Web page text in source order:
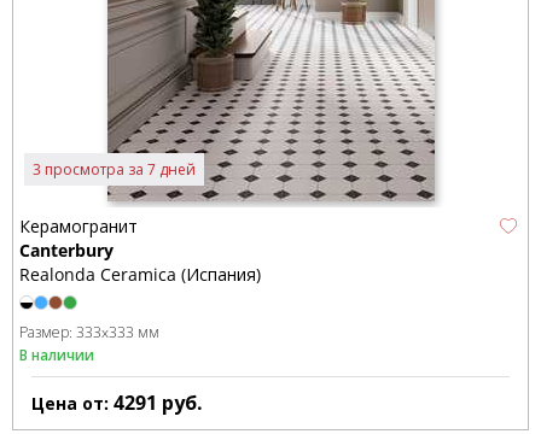
3 просмотра за 7 дней
Керамогранит
Canterbury
Realonda Ceramica (Испания)
Размер: 333x333 мм
В наличии
Цена от: 4291 руб.